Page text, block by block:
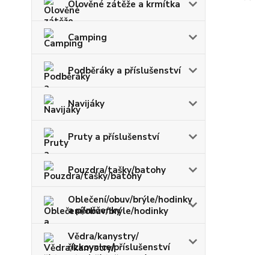
Olověné zátěže a krmítka
Camping
Podběráky a příslušenství
Navijáky
Pruty a příslušenství
Pouzdra/tašky/batohy
Oblečení/obuv/brýle/hodinky
a pěněženky
Vědra/kanystry/
řízkovnice/příslušenství